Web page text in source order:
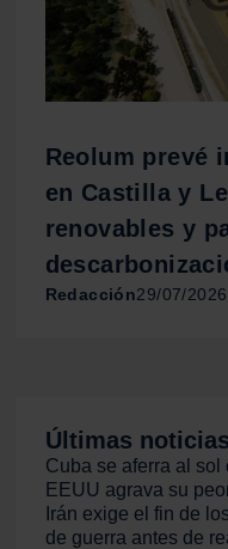
Reolum prevé
en Castilla y
renovables y
Redacción29/07/2026
Últimas noticias
Cuba se aferra al
EEUU agrava su
Irán exige el fin de
de guerra antes de